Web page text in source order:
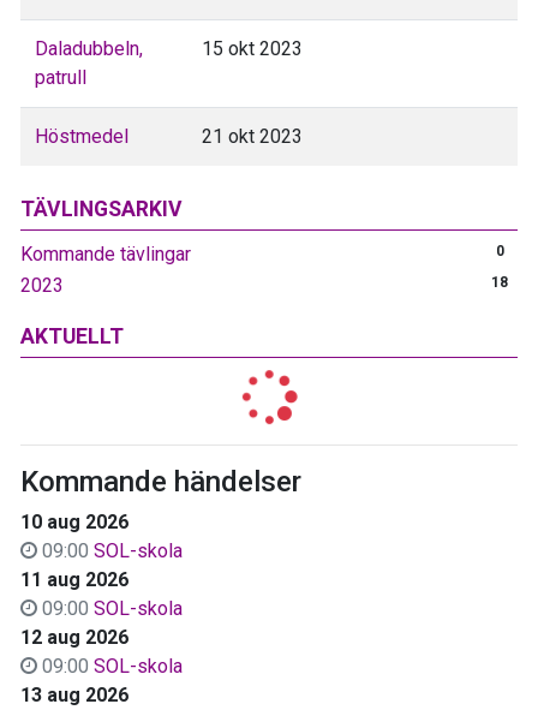
TÄVLINGSARKIV
Kommande tävlingar 0
2023 18
AKTUELLT
Kommande händelser
10 aug 2026
09:00 SOL-skola
11 aug 2026
09:00 SOL-skola
12 aug 2026
09:00 SOL-skola
13 aug 2026
Daladubbeln,
patrull
15 okt 2023
Höstmedel 21 okt 2023